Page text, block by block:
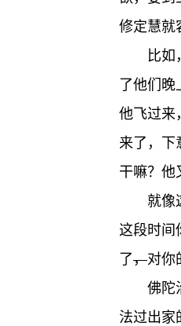
修定慧就
比如
了他们
他飞过来
来了，下
干嘛？他
就像
这段时间
了，对你
佛陀
法过出家